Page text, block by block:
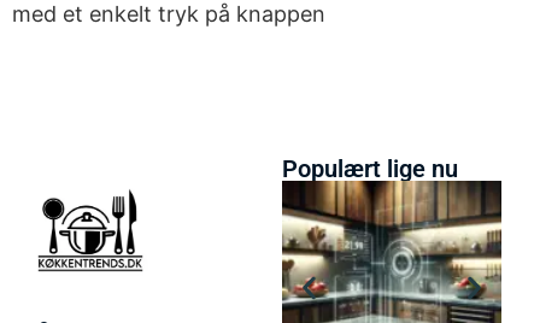
med et enkelt tryk på knappen
Populært lige nu